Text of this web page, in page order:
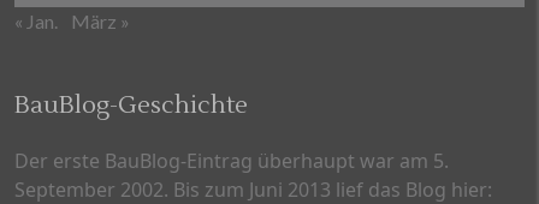
« Jan. März »
BauBlog-Geschichte
Der erste BauBlog-Eintrag überhaupt war am 5.
September 2002. Bis zum Juni 2013 lief das Blog hier: